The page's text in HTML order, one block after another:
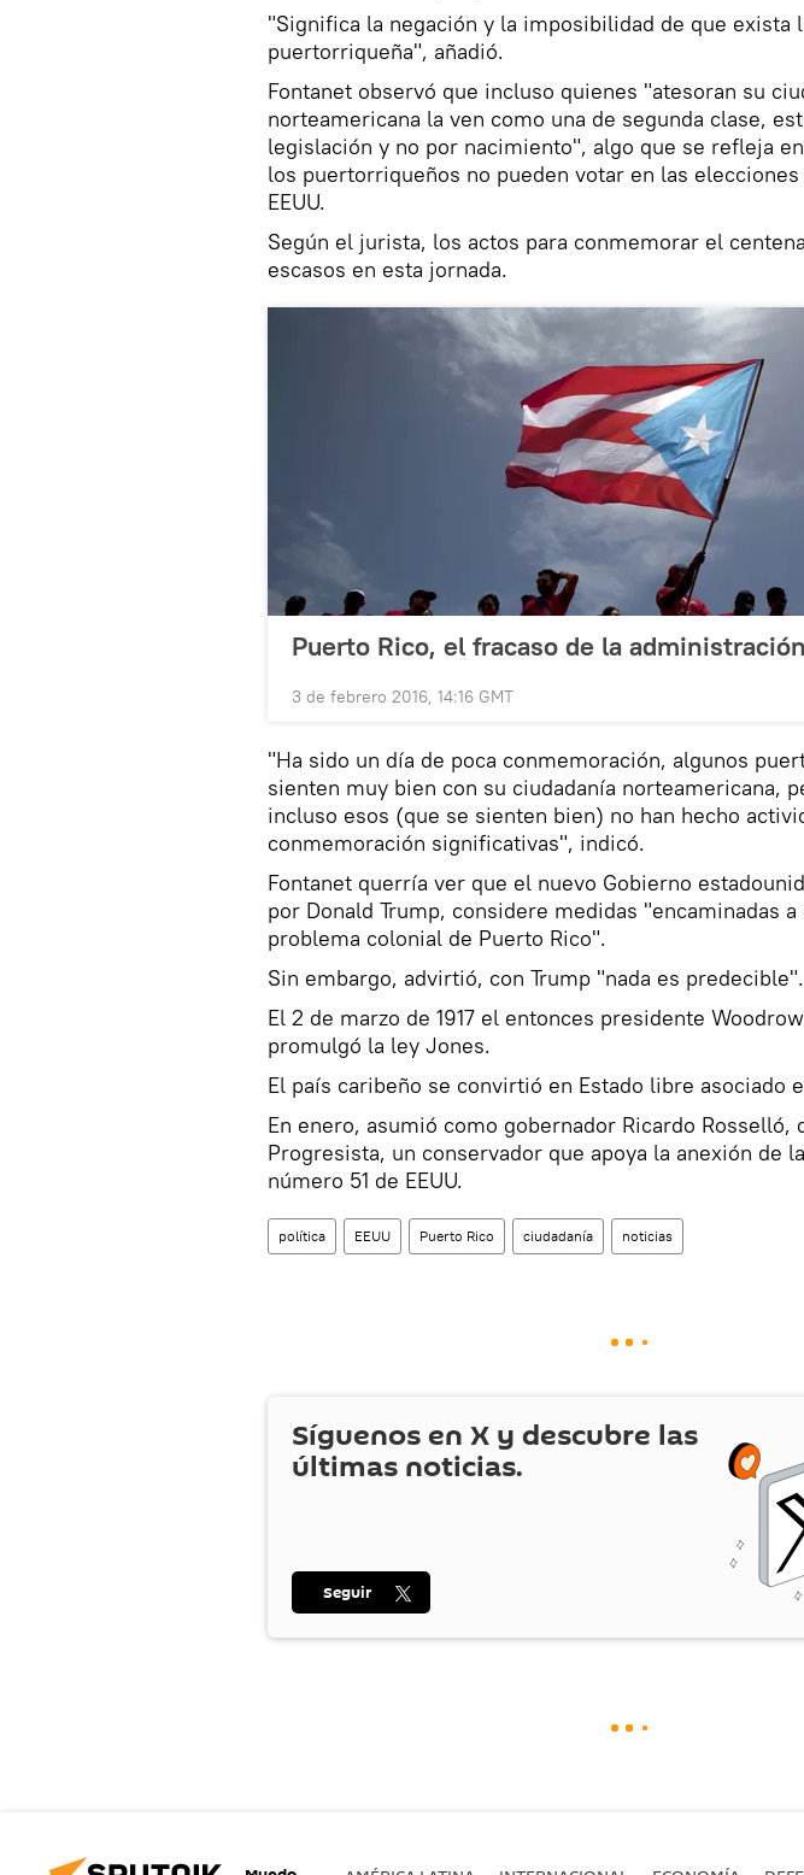
"Significa la negación y la imposibilidad de que exista
puertorriqueña", añadió.
Fontanet observó que incluso quienes "atesoran su
norteamericana la ven como una de segunda clase,
legislación y no por nacimiento", algo que se refleja
los puertorriqueños no pueden votar en las
EEUU.
Según el jurista, los actos para conmemorar el
escasos en esta jornada.
Puerto Rico, el fracaso de la
3 de febrero 2016, 14:16 GMT
"Ha sido un día de poca conmemoración, algunos
sienten muy bien con su ciudadanía norteamericana,
incluso esos (que se sienten bien) no han hecho
conmemoración significativas", indicó.
Fontanet querría ver que el nuevo Gobierno
por Donald Trump, considere medidas "encaminadas
problema colonial de Puerto Rico".
Sin embargo, advirtió, con Trump "nada es predecible".
El 2 de marzo de 1917 el entonces presidente
promulgó la ley Jones.
El país caribeño se convirtió en Estado libre asociado
En enero, asumió como gobernador Ricardo Rosselló,
Progresista, un conservador que apoya la anexión de
número 51 de EEUU.
política EEUU Puerto Rico ciudadanía noticias
Síguenos en X y descubre las
últimas noticias.
Seguir